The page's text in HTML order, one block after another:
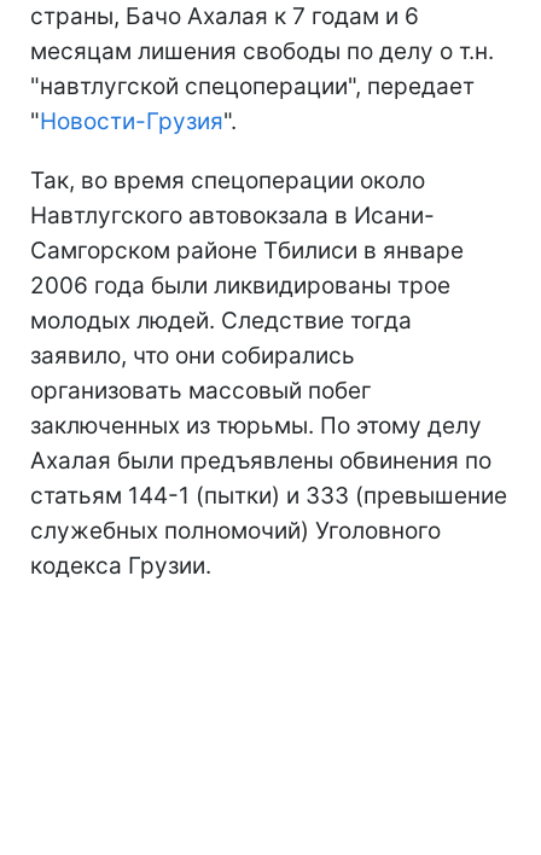
страны, Бачо Ахалая к 7 годам и 6
месяцам лишения свободы по делу о т.н.
"навтлугской спецоперации", передает
"Новости-Грузия".
Так, во время спецоперации около
Навтлугского автовокзала в Исани-
Самгорском районе Тбилиси в январе
2006 года были ликвидированы трое
молодых людей. Следствие тогда
заявило, что они собирались
организовать массовый побег
заключенных из тюрьмы. По этому делу
Ахалая были предъявлены обвинения по
статьям 144-1 (пытки) и 333 (превышение
служебных полномочий) Уголовного
кодекса Грузии.